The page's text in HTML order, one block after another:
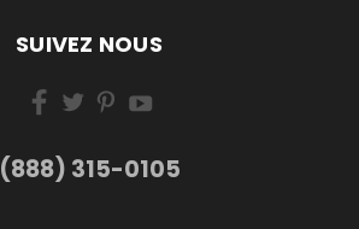
SUIVEZ NOUS
(888) 315-0105